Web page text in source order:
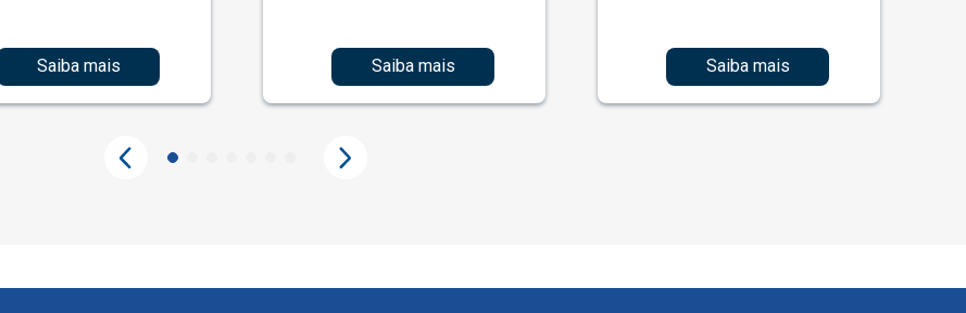
Saiba mais Saiba mais Saiba mais